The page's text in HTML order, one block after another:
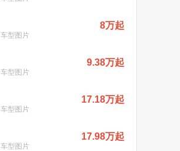
车型图片
8万起
车型图片
9.38万起
车型图片
17.18万起
车型图片
17.98万起